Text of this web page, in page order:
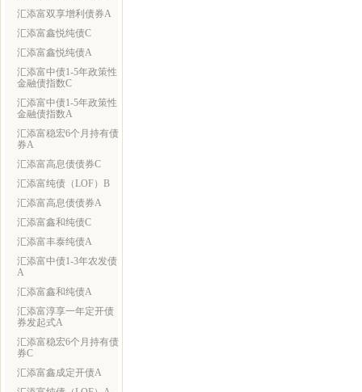
汇添富双享增利债券A
汇添富鑫悦纯债C
汇添富鑫悦纯债A
汇添富中债1-5年政策性
金融债指数C
汇添富中债1-5年政策性
金融债指数A
汇添富稳宏6个月持有债
券A
汇添富高息债债券C
汇添富纯债（LOF）B
汇添富高息债债券A
汇添富鑫和纯债C
汇添富丰泰纯债A
汇添富中债1-3年农发债
A
汇添富鑫和纯债A
汇添富淳享一年定开债
券发起式A
汇添富稳宏6个月持有债
券C
汇添富鑫成定开债A